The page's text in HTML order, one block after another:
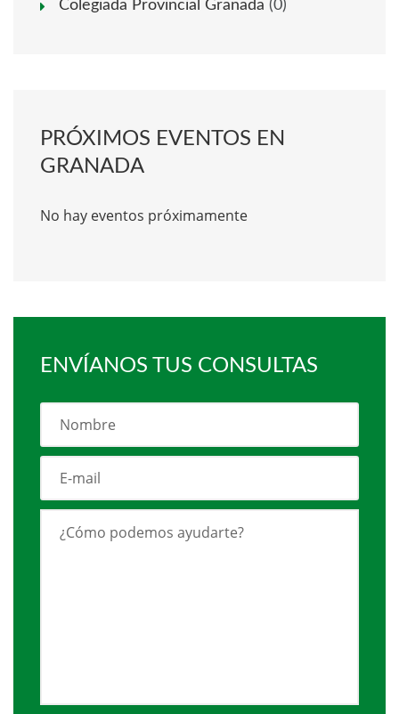
Colegiada Provincial Granada (0)
PRÓXIMOS EVENTOS EN
GRANADA
No hay eventos próximamente
ENVÍANOS TUS CONSULTAS